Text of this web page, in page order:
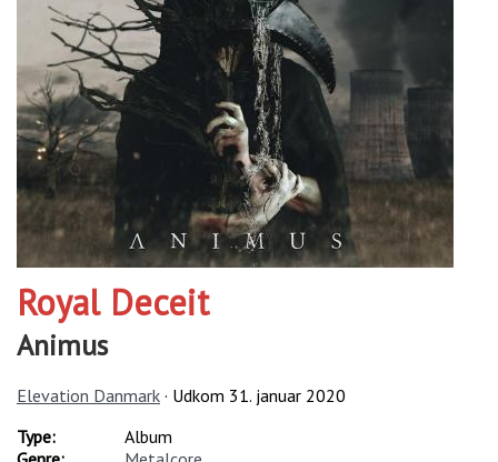
Royal Deceit
Animus
Elevation Danmark · Udkom 31. januar 2020
Type:
Album